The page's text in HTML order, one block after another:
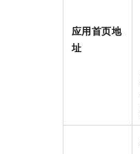
应用首页地
址